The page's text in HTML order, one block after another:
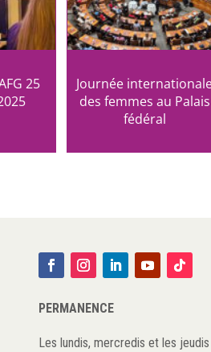
25
Journée
des femmes au Palais
fédéral
PERMANENCE
Les lundis, mercredis et les